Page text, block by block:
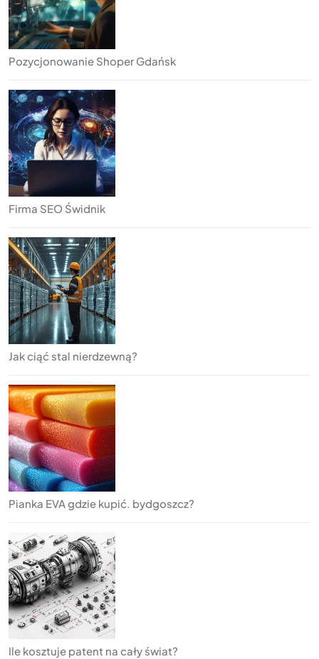
Pozycjonowanie Shoper Gdańsk
Firma SEO Świdnik
Jak ciąć stal nierdzewną?
Pianka EVA gdzie kupić. bydgoszcz?
Ile kosztuje patent na cały świat?